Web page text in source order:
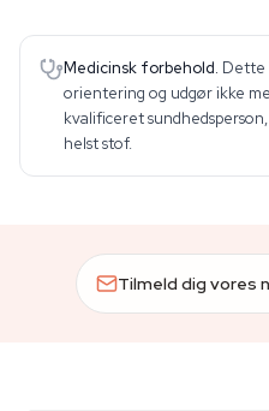
Medicinsk forbehold. Dette
orientering og udgør ikke
kvalificeret
helst stof.
Tilmeld dig vores